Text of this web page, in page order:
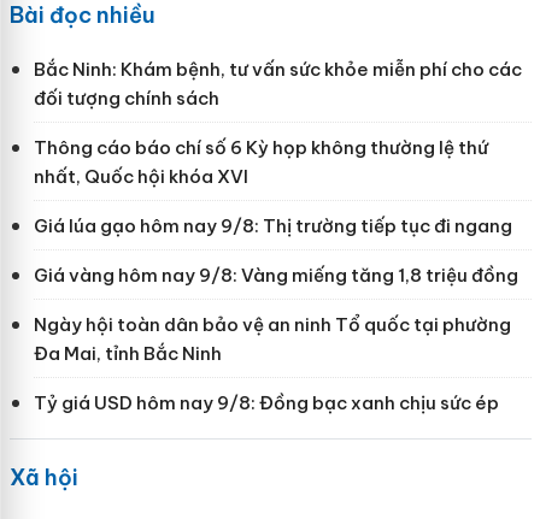
Bài đọc nhiều
Bắc Ninh: Khám bệnh, tư vấn sức khỏe miễn phí cho các
đối tượng chính sách
Thông cáo báo chí số 6 Kỳ họp không thường lệ thứ
nhất, Quốc hội khóa XVI
Giá lúa gạo hôm nay 9/8: Thị trường tiếp tục đi ngang
Giá vàng hôm nay 9/8: Vàng miếng tăng 1,8 triệu đồng
Ngày hội toàn dân bảo vệ an ninh Tổ quốc tại phường
Đa Mai, tỉnh Bắc Ninh
Tỷ giá USD hôm nay 9/8: Đồng bạc xanh chịu sức ép
Xã hội